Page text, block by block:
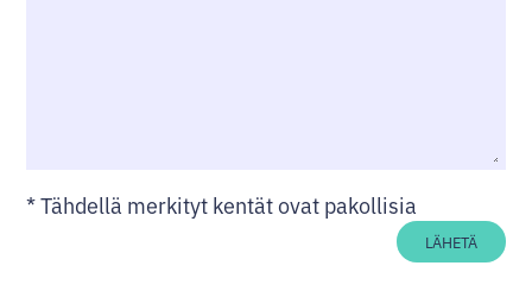
*Tähdellä merkityt kentät ovat pakollisia
LÄHETÄ